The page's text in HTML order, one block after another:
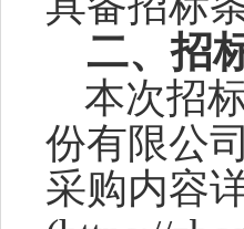
二、招
本次招
份有限公
采购内容